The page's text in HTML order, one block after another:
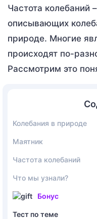
Частота колебаний
описывающих
природе. Многие
происходят по-
Рассмотрим это
Колебания в природе
Маятник
Частота колебаний
Что мы узнали?
Бонус
Тест по теме